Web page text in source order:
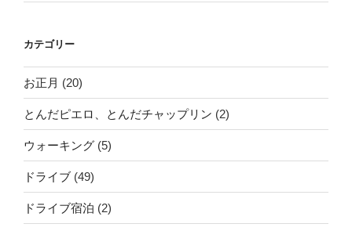
カテゴリー
お正月 (20)
とんだピエロ、とんだチャップリン (2)
ウォーキング (5)
ドライブ (49)
ドライブ宿泊 (2)